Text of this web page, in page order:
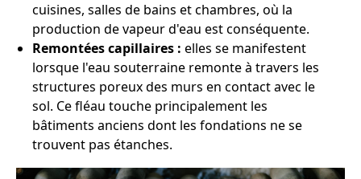
cuisines, salles de bains et chambres, où la
production de vapeur d'eau est conséquente.
Remontées capillaires : elles se manifestent
lorsque l'eau souterraine remonte à travers les
structures poreux des murs en contact avec le
sol. Ce fléau touche principalement les
bâtiments anciens dont les fondations ne se
trouvent pas étanches.